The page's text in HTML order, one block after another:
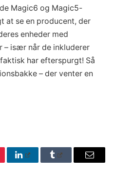
Magic6 og Magic5-
at se en producent, der
enheder med
– især når de inkluderer
har efterspurgt! Så
– der venter en
LinkedInTumblr Email